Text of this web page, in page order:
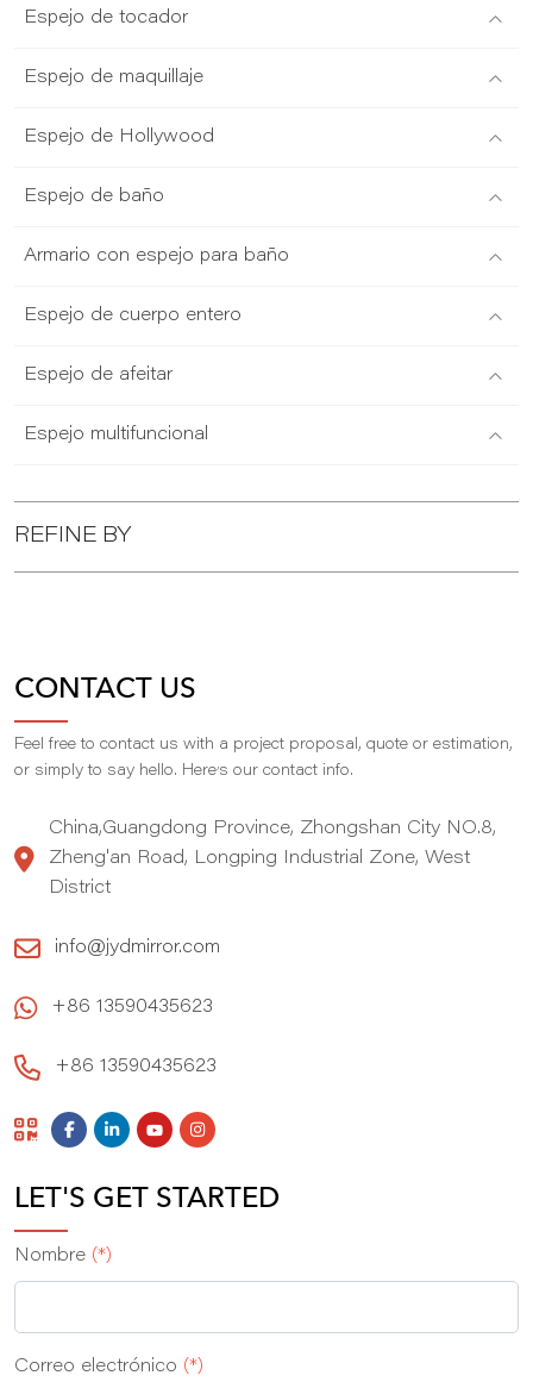
Espejo de tocador
Espejo de maquillaje
Espejo de Hollywood
Espejo de baño
Armario con espejo para baño
Espejo de cuerpo entero
Espejo de afeitar
Espejo multifuncional
REFINE BY
CONTACT US
Feel free to contact us with a project proposal, quote or estimation,
or simply to say hello. Here,s our contact info.
China,Guangdong Province, Zhongshan City NO.8,
Zheng'an Road, Longping Industrial Zone, West
District
info@jydmirror.com
+86 13590435623
+86 13590435623
LET'S GET STARTED
Nombre (*)
Correo electrónico (*)